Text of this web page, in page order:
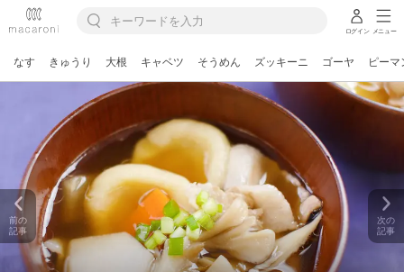
ログイン メニュー
なす きゅうり 大根 キャベツ そうめん ズッキーニ ゴーヤ ピーマ
前の
記事
次の
記事